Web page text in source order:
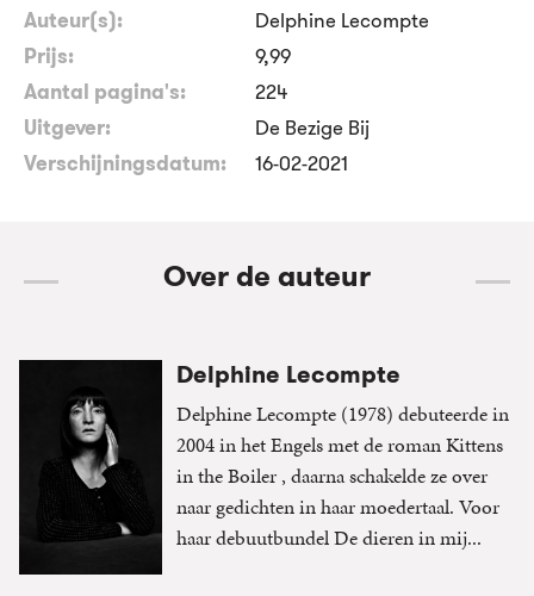
Auteur(s):
Delphine Lecompte
Prijs:
9,99
Aantal pagina's:
224
Uitgever:
De Bezige Bij
Verschijningsdatum:
16-02-2021
Over de auteur
Delphine Lecompte
Delphine Lecompte (1978) debuteerde in
2004 in het Engels met de roman Kittens
in the Boiler , daarna schakelde ze over
naar gedichten in haar moedertaal. Voor
haar debuutbundel De dieren in mij...